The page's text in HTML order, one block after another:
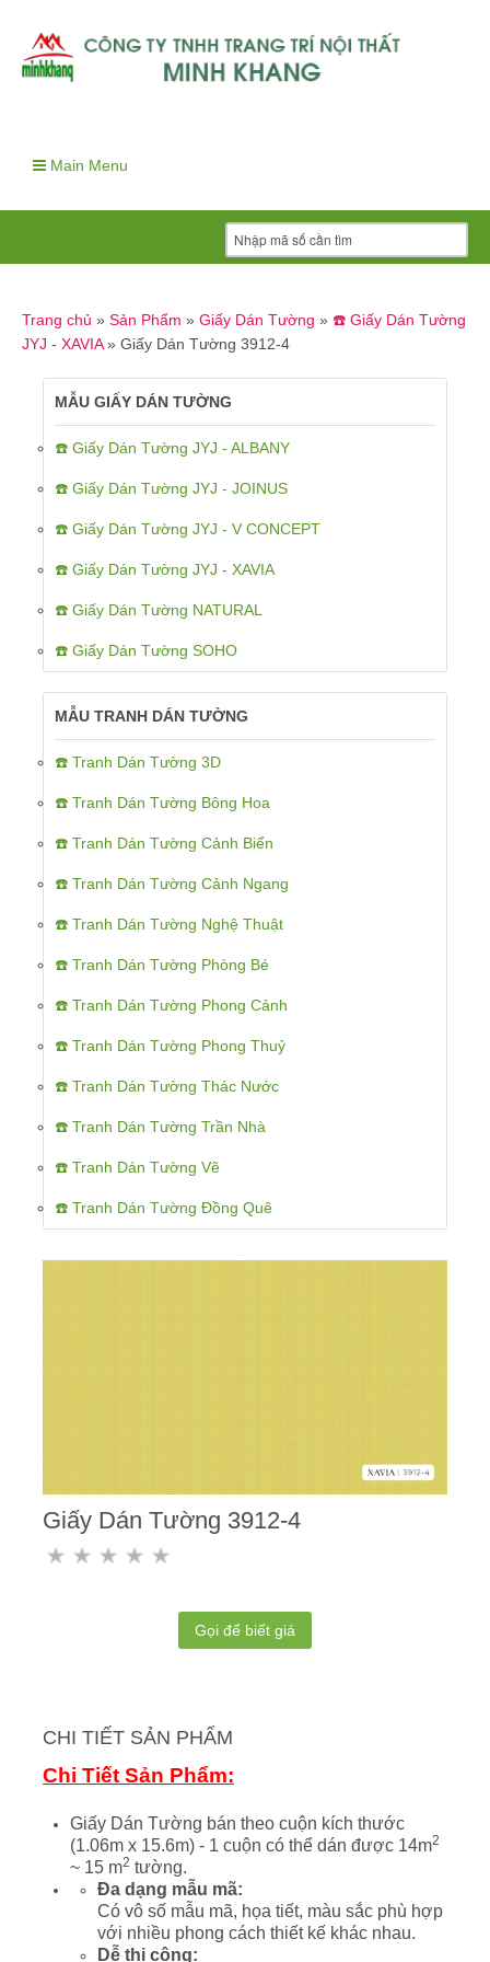
Main Menu
Trang chủ » Sản Phẩm » Giấy Dán Tường » ☎️ Giấy Dán Tường
JYJ - XAVIA» Giấy Dán Tường 3912-4
MẪU GIẤY DÁN TƯỜNG
☎️ Giấy Dán Tường JYJ - ALBANY
☎️ Giấy Dán Tường JYJ - JOINUS
☎️ Giấy Dán Tường JYJ - V CONCEPT
☎️ Giấy Dán Tường JYJ - XAVIA
☎️ Giấy Dán Tường NATURAL
☎️ Giấy Dán Tường SOHO
MẪU TRANH DÁN TƯỜNG
☎️ Tranh Dán Tường 3D
☎️ Tranh Dán Tường Bông Hoa
☎️ Tranh Dán Tường Cảnh Biển
☎️ Tranh Dán Tường Cảnh Ngang
☎️ Tranh Dán Tường Nghệ Thuật
☎️ Tranh Dán Tường Phòng Bé
☎️ Tranh Dán Tường Phong Cảnh
☎️ Tranh Dán Tường Phong Thuỷ
☎️ Tranh Dán Tường Thác Nước
☎️ Tranh Dán Tường Trần Nhà
☎️ Tranh Dán Tường Vẽ
☎️ Tranh Dán Tường Đồng Quê
Giấy Dán Tường 3912-4
Gọi để biết giá
CHI TIẾT SẢN PHẨM
Chi Tiết Sản Phẩm:
Giấy Dán Tường bán theo cuộn kích thước
(1.06m x 15.6m) - 1 cuộn có thể dán được 14m2
~ 15 m2 tường.
Đa dạng mẫu mã:
Có vô số mẫu mã, họa tiết, màu sắc phù hợp
với nhiều phong cách thiết kế khác nhau.
Dễ thi công: